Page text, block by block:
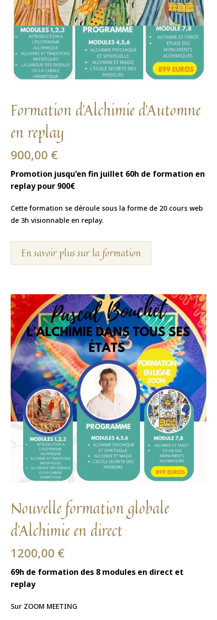
Formation d’Alchimie d’Automne
en replay
900,00 €
Promotion jusqu'en fin juillet 60h de formation en
replay pour 900€
Cette formation se déroule sous la forme de 20 cours web
de 3h visionnable en replay.
En savoir plus sur la formation
Nouvelle formation globale
d’Alchimie en direct
1200,00 €
69h de formation des 8 modules en direct et
replay
Sur ZOOM MEETING